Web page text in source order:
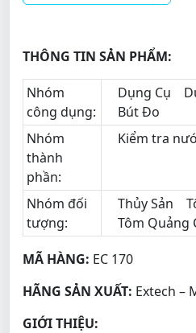
THÔNG TIN SẢN PHẨM:
Nhóm
công dụng:
Dụng Cụ
Bút Đo
Nhóm
thành
phần:
Kiểm tra
Nhóm đối
tượng:
Thủy Sản
Tôm Quảng
MÃ HÀNG: EC 170
HÃNG SẢN XUẤT: Extech –
GIỚI THIỆU: